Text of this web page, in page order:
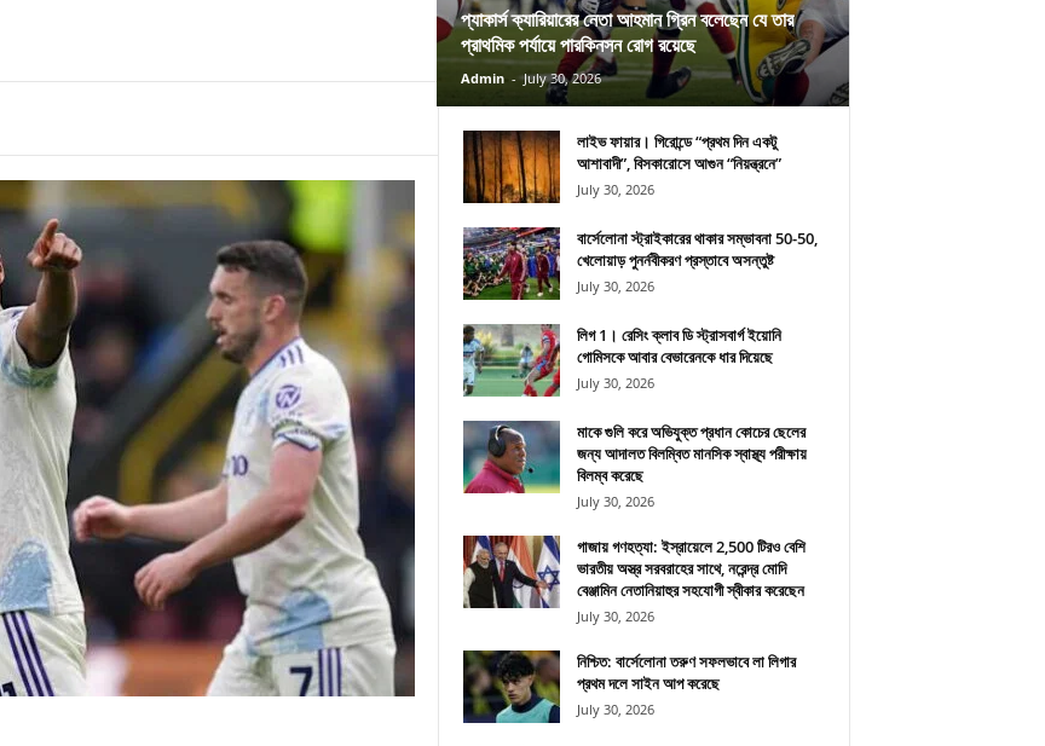
প্যাকার্স ক্যারিয়ারের নেতা আহমান গ্রিন বলেছেন যে তার
প্রাথমিক পর্যায়ে পারকিনসন রোগ রয়েছে
Admin - July 30, 2026
লাইভ ফায়ার। গিরোন্ডে “প্রথম দিন একটু
আশাবাদী”, বিসকারোসে আগুন “নিয়ন্ত্রনে”
July 30, 2026
বার্সেলোনা স্ট্রাইকারের থাকার সম্ভাবনা 50-50,
খেলোয়াড় পুনর্নবীকরণ প্রস্তাবে অসন্তুষ্ট
July 30, 2026
লিগ 1। রেসিং ক্লাব ডি স্ট্রাসবার্গ ইয়োনি
গোমিসকে আবার বেভারেনকে ধার দিয়েছে
July 30, 2026
মাকে গুলি করে অভিযুক্ত প্রধান কোচের ছেলের
জন্য আদালত বিলম্বিত মানসিক স্বাস্থ্য পরীক্ষায়
বিলম্ব করেছে
July 30, 2026
গাজায় গণহত্যা: ইস্রায়েলে 2,500 টিরও বেশি
ভারতীয় অস্ত্র সরবরাহের সাথে, নরেন্দ্র মোদি
বেঞ্জামিন নেতানিয়াহুর সহযোগী স্বীকার করেছেন
July 30, 2026
নিশ্চিত: বার্সেলোনা তরুণ সফলভাবে লা লিগার
প্রথম দলে সাইন আপ করেছে
July 30, 2026